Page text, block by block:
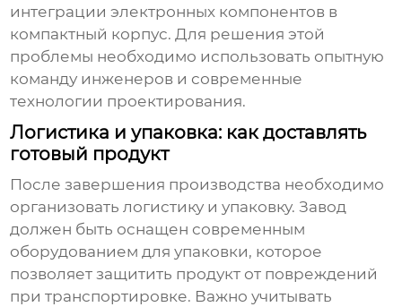
интеграции электронных компонентов в
компактный корпус. Для решения этой
проблемы необходимо использовать опытную
команду инженеров и современные
технологии проектирования.
Логистика и упаковка: как доставлять
готовый продукт
После завершения производства необходимо
организовать логистику и упаковку.Завод
должен быть оснащен современным
оборудованием для упаковки, которое
позволяет защитить продукт от повреждений
при транспортировке. Важно учитывать